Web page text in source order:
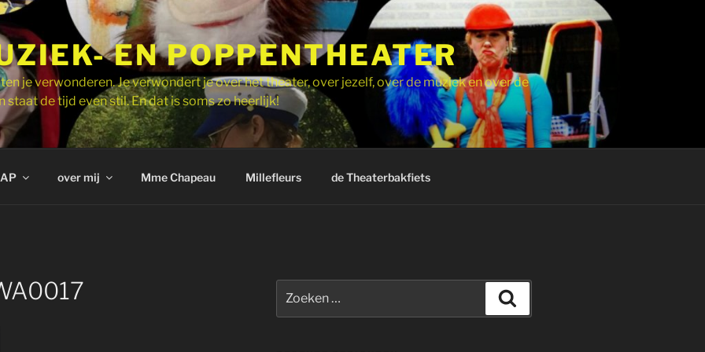
EN POPPENTHEATER
je verwonderen. Je verwondert je over het theater, over jezelf, over de muziek en over de
de tijd even stil. En dat is soms zo heerlijk!
over mij Mme Chapeau Millefleurs de Theaterbakfiets
naar: